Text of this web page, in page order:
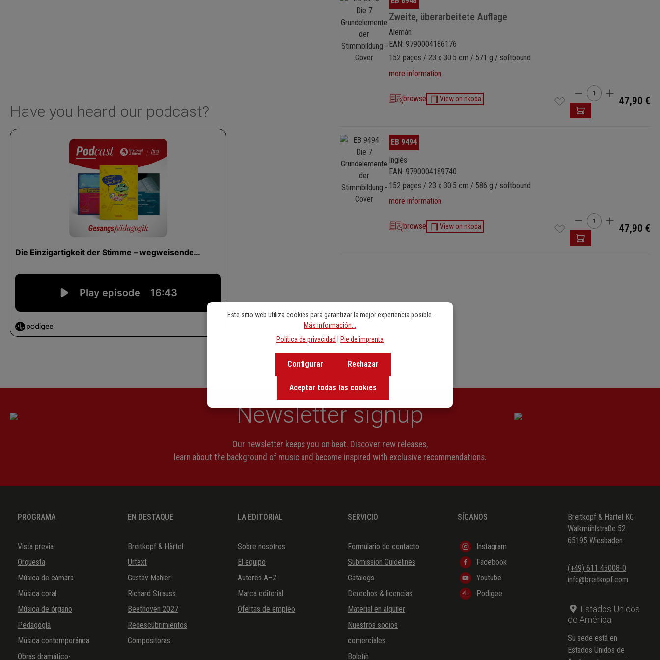
Zweite, überarbeitete Auflage
Alemán
EAN: 9790004186176
152 pages / 23 x 30.5 cm / 571 g / softbound
more information
browse View on nkoda Cantidad del
47,90 €
Omitir galería de imágenes
EB 9494
Inglés
EAN: 9790004189740
152 pages / 23 x 30.5 cm / 586 g / softbound
more information
browse View on nkoda Cantidad del
47,90 €
Have you heard our podcast?
Newsletter signup
Our newsletter keeps you on beat. Discover new releases,
learn about the background of music and become inspired with exclusive recommendations.
PROGRAMA
Vista previa
Orquesta
Música de cámara
Música coral
Música de órgano
Pedagogía
Música contemporánea
Obras dramático-
EN DESTAQUE
Breitkopf & Härtel
Urtext
Gustav Mahler
Richard Strauss
Beethoven 2027
Redescubrimientos
Compositoras
LA EDITORIAL
Sobre nosotros
El equipo
Autores A–Z
Marca editorial
Ofertas de empleo
SERVICIO
Formulario de contacto
Submission Guidelines
Catalogs
Derechos & licencias
Material en alquiler
Nuestros socios
comerciales
Boletín
SÍGANOS
Instagram
Facebook
Youtube
Podigee
Breitkopf & Härtel KG
Walkmühlstraße 52
65195 Wiesbaden
(+49) 611 45008-0
info@breitkopf.com
Estados Unidos
de América
Su sede está en
Estados Unidos de
Este sitio web utiliza cookies para garantizar la mejor experiencia posible.
Más información...
Política de privacidad
Pie de imprenta
Rechazar
Configurar
Aceptar todas las cookies